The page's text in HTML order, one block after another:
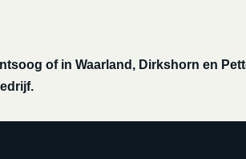
of in Waarland, Dirkshorn en